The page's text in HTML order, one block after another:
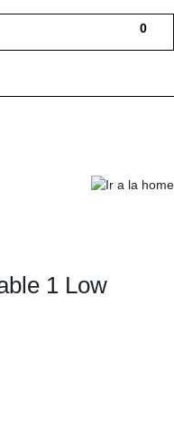
0
1 Low